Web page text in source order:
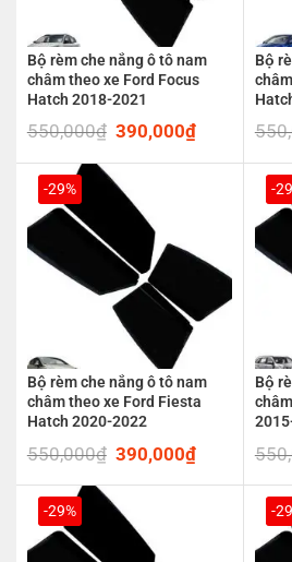
Bộ rèm che nắng ô tô nam
châm theo xe Ford Focus
Hatch 2018-2021
550,000₫ Original
was:
550,000₫.
390,000₫Current
is:
390,000₫.
Bộ
-29%
Bộ rèm che nắng ô tô nam
châm theo xe Ford Fiesta
Hatch 2020-2022
550,000₫ Original
was:
550,000₫.
390,000₫Current
is:
390,000₫.
-
Bộ
-29% -